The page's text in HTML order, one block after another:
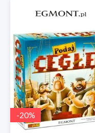
-20%